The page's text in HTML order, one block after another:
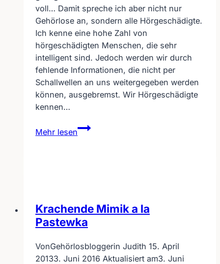
voll… Damit spreche ich aber nicht nur
Gehörlose an, sondern alle Hörgeschädigte.
Ich kenne eine hohe Zahl von
hörgeschädigten Menschen, die sehr
intelligent sind. Jedoch werden wir durch
fehlende Informationen, die nicht per
Schallwellen an uns weitergegeben werden
können, ausgebremst. Wir Hörgeschädigte
kennen…
Mehr lesen
Gehörlos
und
Krachende Mimik a la
Pastewka
VonGehörlosbloggerin Judith 15. April
20133. Juni 2016 Aktualisiert am3. Juni